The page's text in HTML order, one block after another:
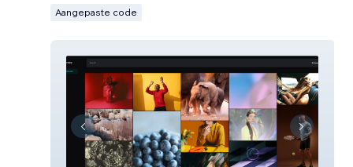
Aangepaste code